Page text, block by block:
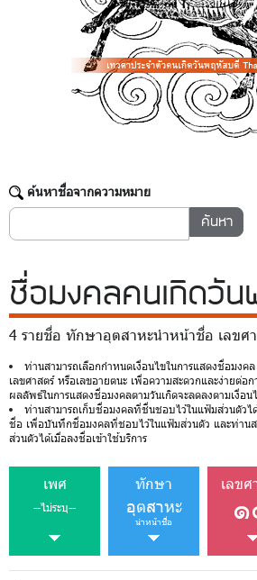
ค้นหาชื่อจากความหมาย
ชื่อมงคลคนเกิดวั
4 รายชื่อ ทักษาอุตสาหะนำหน้าชื่อ เลขศ
ท่านสามารถเลือกกำหนดเงื่อนไขในการแสดงชื่อมงค
เลขศาสตร์ หรือเลขอายตนะ เพื่อความสะดวกและง่ายต่อ
ผลลัพธ์ในการแสดงชื่อมงคลตามวันเกิดจะลดลงตามเงื่อ
ท่านสามารถเก็บชื่อมงคลที่ชื่นชอบไว้ในแฟ้มส่วนตัวไ
ชื่อ เพื่อบันทึกชื่อมงคลที่ชอบไว้ในแฟ้มส่วนตัว และท่านส
ส่วนตัวได้เมื่อลงชื่อเข้าใช้บริการ
เพศ
--ไม่ระบุ--
ทักษา
อุตสาหะ
นำหน้าชื่อ
เลขศ